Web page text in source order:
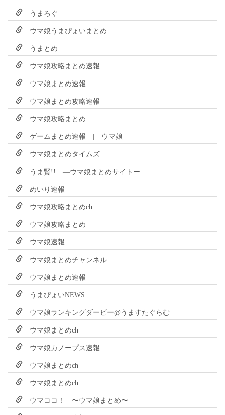
うまろぐ
ウマ娘うまぴょいまとめ
うまとめ
ウマ娘攻略まとめ速報
ウマ娘まとめ速報
ウマ娘まとめ攻略速報
ウマ娘攻略まとめ
ゲームまとめ速報 | ウマ娘
ウマ娘まとめタイムズ
うま賢!! ―ウマ娘まとめサイトー
めいり速報
ウマ娘攻略まとめch
ウマ娘攻略まとめ
ウマ娘速報
ウマ娘まとめチャンネル
ウマ娘まとめ速報
うまぴょいNEWS
ウマ娘ランキングダービー@うますたぐらむ
ウマ娘まとめch
ウマ娘カノープス速報
ウマ娘まとめch
ウマ娘まとめch
ウマココ！ 〜ウマ娘まとめ〜